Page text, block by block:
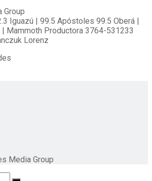
Group
Iguazú | 99.5 Apóstoles 99.5 Oberá |
Mammoth Productora 3764-531233
Lorenz
Media Group